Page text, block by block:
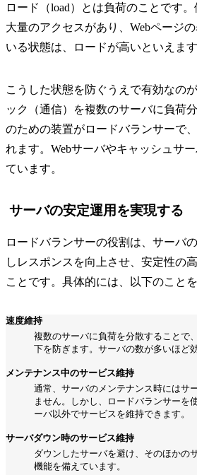
ロード（load）とは負荷のことです
大量のアクセスがあり、Webページ
いる状態は、ロードが高いといえます
こうした状態を防ぐうえで有効なの
ック（通信）を複数のサーバに負荷
のための装置がロードバランサーで
れます。Webサーバやキャッシュサ
ています。
サーバの安定運用を実現する
ロードバランサーの役割は、サーバ
しレスポンスを向上させ、安定性の
ことです。具体的には、以下のことを
速度維持
複数のサーバに負荷を分散することで
下を防ぎます。サーバの数が多いほど
メンテナンス中のサービス維持
通常、サーバのメンテナンス時にはサ
ません。しかし、ロードバランサーを
ーバ以外でサービスを維持できます。
サーバダウン時のサービス維持
ダウンしたサーバを避け、そのほかの
機能を備えています。